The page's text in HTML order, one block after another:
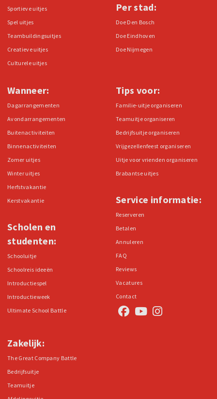
Sportieve uitjes
Spel uitjes
Teambuildingsuitjes
Creatieve uitjes
Culturele uitjes
Per stad:
Doe Den Bosch
Doe Eindhoven
Doe Nijmegen
Wanneer:
Dagarrangementen
Avondarrangementen
Buitenactiviteiten
Binnenactiviteiten
Zomer uitjes
Winter uitjes
Herfstvakantie
Kerstvakantie
Scholen en
studenten:
Schooluitje
Schoolreis ideeën
Introductiespel
Introductieweek
Ultimate School Battle
Tips voor:
Familie-uitje organiseren
Teamuitje organiseren
Bedrijfsuitje organiseren
Vrijgezellenfeest organiseren
Uitje voor vrienden organiseren
Brabantse uitjes
Service informatie:
Reserveren
Betalen
Annuleren
FAQ
Reviews
Vacatures
Contact
Zakelijk:
The Great Company Battle
Bedrijfsuitje
Teamuitje